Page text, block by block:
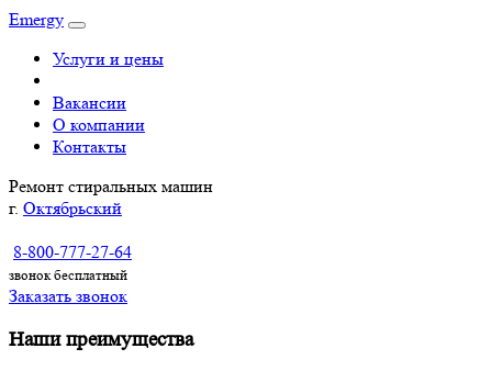
Emergy
Услуги и цены
Вакансии
О компании
Контакты
Ремонт стиральных машин
г. Октябрьский
8-800-777-27-64
звонок бесплатный
Заказать звонок
Наши преимущества